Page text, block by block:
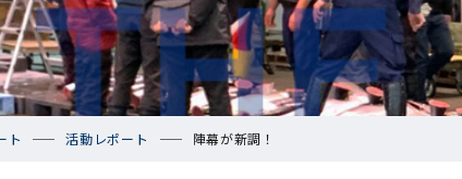
ト 活動レポート 陣幕が新調！